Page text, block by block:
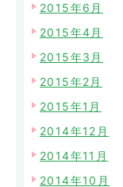
2015年6月
2015年4月
2015年3月
2015年2月
2015年1月
2014年12月
2014年11月
2014年10月